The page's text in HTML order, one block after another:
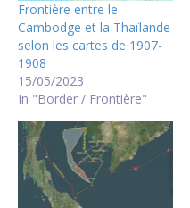
Frontière entre le
Cambodge et la Thaïlande
selon les cartes de 1907-
1908
15/05/2023
In "Border / Frontière"